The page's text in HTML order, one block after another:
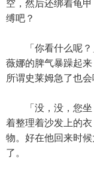
空，然后还绑着龟甲
缚吧？
「你看什么呢？
薇娜的脾气暴躁起来
所谓史莱姆急了也
「没，没，您坐
着整理着沙发上的衣
物。好在他回来时
了。